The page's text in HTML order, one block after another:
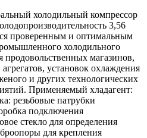
холодильный компрессор
3,56
проверенным и оптимальным
холодильного
продовольственных магазинов,
установок охлаждения
и других технологических
Применяемый хладагент:
резьбовые патрубки
подключения
стекло для определения
для крепления